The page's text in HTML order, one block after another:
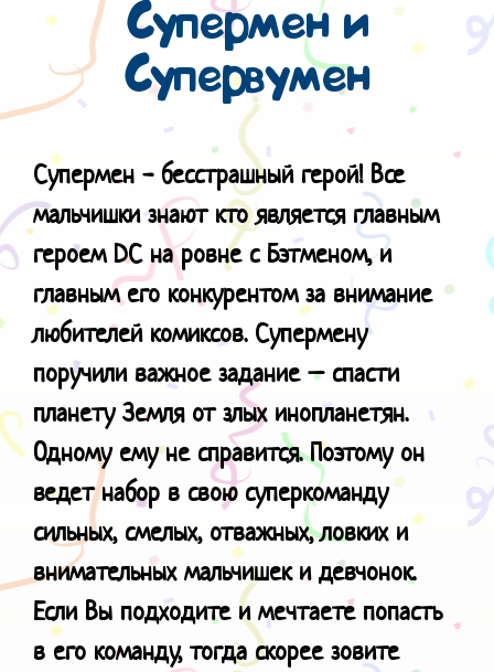
Супермен и
Супервумен
Супермен - бесстрашный герой! Все
мальчишки знают кто является главным
героем DC на ровне с Бэтменом, и
главным его конкурентом за внимание
любителей комиксов. Супермену
поручили важное задание – спасти
планету Земля от злых инопланетян.
Одному ему не справится. Поэтому он
ведет набор в свою суперкоманду
сильных, смелых, отважных, ловких и
внимательных мальчишек и девчонок.
Если Вы подходите и мечтаете попасть
в его команду, тогда скорее зовите